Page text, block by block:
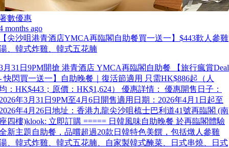
數優惠
months ago
尖沙咀港青酒店YMCA再臨閣自助餐買一送一】$443歎人參雞
、韓式炸雞、韓式五花腩
月31日9PM開搶 港青酒店 YMCA再臨閣自助餐 【旅行瘋賞Deal
快閃買一送一】自助晚餐｜復活節適用 只需HK$886起（人
：HK$443；原價：HK$1,624） 優惠詳情： 優惠開售日子：
年3月31日9PM至4月6日開售適用日期：2026年4月1日起至
年4月26日地址：香港九龍尖沙咀梳士巴利道41號再臨閣 (南
四樓)klook: 立即訂購 ===== 日韓風味自助晚餐 於再臨閣體驗
新主題自助餐，品嚐超過20款日韓特色美饌，包括燉人參雞
、韓式炸雞、韓式五花腩、自家製韓式醃菜、日式串燒、日式